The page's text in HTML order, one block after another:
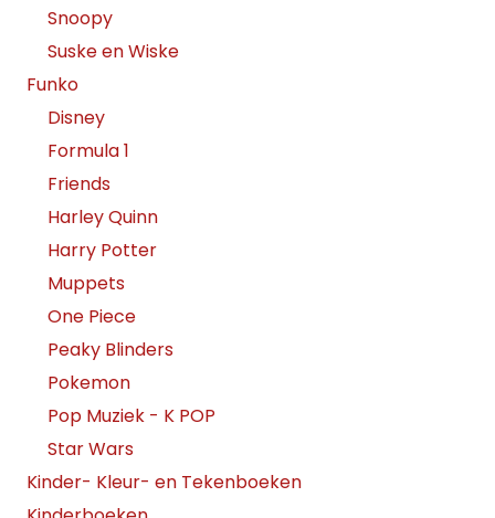
Snoopy
Suske en Wiske
Funko
Disney
Formula 1
Friends
Harley Quinn
Harry Potter
Muppets
One Piece
Peaky Blinders
Pokemon
Pop Muziek - K POP
Star Wars
Kinder- Kleur- en Tekenboeken